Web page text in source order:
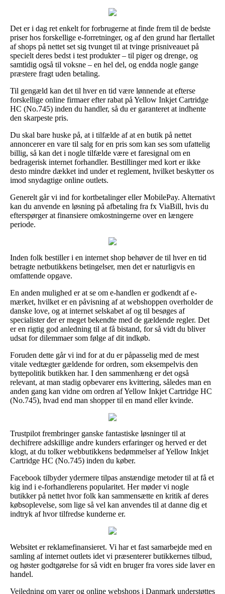
Det er i dag ret enkelt for forbrugerne at finde frem til de bedste
priser hos forskellige e-forretninger, og af den grund har flertallet
af shops på nettet set sig tvunget til at tvinge prisniveauet på
specielt deres bedst i test produkter – til piger og drenge, og
samtidig også til voksne – en hel del, og endda nogle gange
præstere fragt uden betaling.
Til gengæld kan det til hver en tid være lønnende at efterse
forskellige online firmaer efter rabat på Yellow Inkjet Cartridge
HC (No.745) inden du handler, så du er garanteret at indhente
den skarpeste pris.
Du skal bare huske på, at i tilfælde af at en butik på nettet
annoncerer en vare til salg for en pris som kan ses som ufattelig
billig, så kan det i nogle tilfælde være et faresignal om en
bedragerisk internet forhandler. Bestillinger med kort er ikke
desto mindre dækket ind under et reglement, hvilket beskytter os
imod snydagtige online outlets.
Generelt går vi ind for kortbetalinger eller MobilePay. Alternativt
kan du anvende en løsning på afbetaling fra fx ViaBill, hvis du
efterspørger at finansiere omkostningerne over en længere
periode.
Inden folk bestiller i en internet shop behøver de til hver en tid
betragte netbutikkens betingelser, men det er naturligvis en
omfattende opgave.
En anden mulighed er at se om e-handlen er godkendt af e-
mærket, hvilket er en påvisning af at webshoppen overholder de
danske love, og at internet selskabet af og til besøges af
specialister der er meget bekendte med de gældende regler. Det
er en rigtig god anledning til at få bistand, for så vidt du bliver
udsat for dilemmaer som følge af dit indkøb.
Foruden dette går vi ind for at du er påpasselig med de mest
vitale vedtægter gældende for ordren, som eksempelvis den
byttepolitik butikken har. I den sammenhæng er det også
relevant, at man stadig opbevarer ens kvittering, således man en
anden gang kan vidne om ordren af Yellow Inkjet Cartridge HC
(No.745), hvad end man shopper til en mand eller kvinde.
Trustpilot frembringer ganske fantastiske løsninger til at
dechifrere adskillige andre kunders erfaringer og herved er det
klogt, at du tolker webbutikkens bedømmelser af Yellow Inkjet
Cartridge HC (No.745) inden du køber.
Facebook tilbyder ydermere tilpas anstændige metoder til at få et
kig ind i e-forhandlerens popularitet. Her møder vi nogle
butikker på nettet hvor folk kan sammensætte en kritik af deres
købsoplevelse, som lige så vel kan anvendes til at danne dig et
indtryk af hvor tilfredse kunderne er.
Websitet er reklamefinansieret. Vi har et fast samarbejde med en
samling af internet outlets idet vi præsenterer butikkernes tilbud,
og høster godtgørelse for så vidt en bruger fra vores side laver en
handel.
Vejledning om varer og online webshops i Danmark understøttes